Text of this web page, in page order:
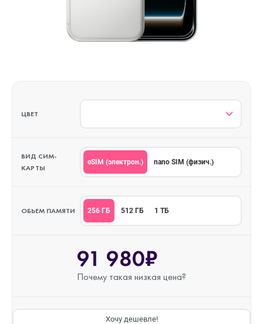
ЦВЕТ
ВИД СИМ-
КАРТЫ
eSIM (электрон.) nano SIM (физич.)
ОБЬЕМ ПАМЯТИ 256 ГБ 512 ГБ 1 ТБ
91 980₽
Почему такая низкая цена?
Хочу дешевле!